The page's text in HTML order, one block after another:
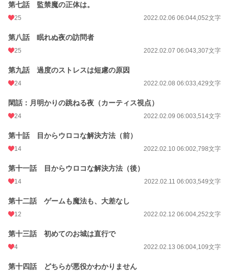
週間ポイント
月間ポイント 196 pt (52,128 位)
年間ポイント
累計ポイント 343,397 pt (13,804 位)
第七話 監禁魔の正体は。
25 2022.02.06 06:044,052文字
第八話 眠れぬ夜の訪問者
25 2022.02.07 06:043,307文字
第九話 過度のストレスは短慮の原因
24 2022.02.08 06:033,429文字
閑話：月明かりの跳ねる夜（カーティス視点）
24 2022.02.09 06:003,514文字
第十話 目からウロコな解決方法（前）
14 2022.02.10 06:002,798文字
第十一話 目からウロコな解決方法（後）
14 2022.02.11 06:003,549文字
第十二話 ゲームも魔法も、大差なし
12 2022.02.12 06:004,252文字
第十三話 初めてのお城は直行で
4 2022.02.13 06:004,109文字
第十四話 どちらが悪役かわかりません